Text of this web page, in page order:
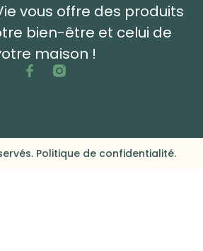
vous offre des produits
bien-être et celui de
maison !
Politique de confidentialité.